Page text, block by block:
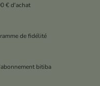
€ d'achat
de fidélité
bitiba